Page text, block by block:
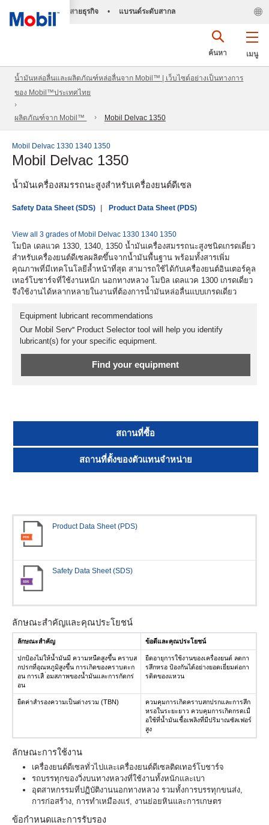
สายธุรกิจ • แบรนด์ระดับสากล
เมนู
ค้นหา
น้ำมันหล่อลื่นและผลิตภัณฑ์หล่อลื่นจาก Mobil™ | เว็บไซต์อย่างเป็นทางการ
ของ Mobil™ประเทศไทย
ผลิตภัณฑ์จาก Mobil™ Mobil Delvac 1350
Mobil Delvac 1330 1340 1350
Mobil Delvac 1350
น้ำมันเครื่องสมรรถนะสูงสำหรับเครื่องยนต์ดีเซล
Safety Data Sheet (SDS) Product Data Sheet (PDS)
View all 3 grades of Mobil Delvac 1330 1340 1350
โมบิล เดลแวค 1330, 1340, 1350 น้ำมันเครื่องสมรรถนะสูงชนิดเกรดเดี่ยว
สำหรับเครื่องยนต์ดีเซลผลิตขึ้นจากน้ำมันพื้นฐาน พร้อมทั้งสารเพิ่ม
คุณภาพที่มีเทคโนโลยีล้ำหน้าที่สุด สามารถใช้ได้กับเครื่องยนต์อินเตอร์คูล
เทอร์โบชาร์จที่ใช้งานหนัก นอกทางหลวง โมบิล เดลแวค 1300 เกรดเดี่ยว
จึงใช้งานได้หลากหลายในงานที่ต้องการน้ำมันหล่อลื่นแบบเกรดเดี่ยว
Equipment lubricant recommendations
Our Mobil Serv℠ Product Selector tool will help you identify
lubricant(s) for your specific equipment.
Find your equipment
สถานที่ซื้อ
สถานที่ตั้งของตัวแทนจำหน่าย
Product Data Sheet (PDS)
Safety Data Sheet (SDS)
ลักษณะสำคัญและคุณประโยชน์
ลักษณะสำคัญ ข้อดีและคุณประโยชน์
ปกป้องไม่ให้น้ำมันมี ความหนืดสูงขึ้น คราบส
กปรกที่อุณหภูมิสูงขึ้น การเกิดของคราบตะก
อน การเสื ่อมสภาพของน้ำมันและการกัดกร่
อน
ยืดอายุการใช้งานของเครื่องยนต์ ลดกา
รสึกหรอ ป้องกันได้อย่างยอดเยี่ยมต่อกา
รติดของแหวน
ยืดค่าสำรองความเป็นด่างรวม (TBN)
ควมคุมการเกิดคราบสกปรกและการสึก
หรอในระยะยาว ควบคุมการเกิดกรดเมื่
อใช้ที่น้ำมันเชื้อเพลิงที่มีปริมาณซัลเฟอร์
สูง
ลักษณะการใช้งาน
เครื่องยนต์ดีเซลทั่วไปและเครื่องยนต์ดีเซลติดเทอร์โบชาร์จ
รถบรรทุกของวิ่งบนทางหลวงที่ใช้งานทั้งหนักและเบา
อุตสาหกรรมที่ปฏิบัติงานนอกทางหลวง รวมทั้งการบรรทุกขนส่ง,
การก่อสร้าง, การทำเหมืองแร่, งานย่อยหินและการเกษตร
ข้อกำหนดและการรับรอง